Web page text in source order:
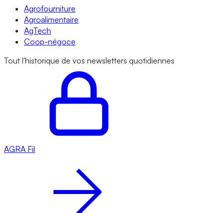
Agrofourniture
Agroalimentaire
AgTech
Coop-négoce
Tout l'historique de vos newsletters quotidiennes
AGRA Fil